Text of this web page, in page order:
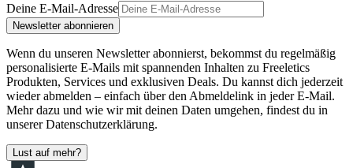
Deine E-Mail-Adresse
Newsletter abonnieren
Wenn du unseren Newsletter abonnierst, bekommst du regelmäßig
personalisierte E-Mails mit spannenden Inhalten zu Freeletics
Produkten, Services und exklusiven Deals. Du kannst dich jederzeit
wieder abmelden – einfach über den Abmeldelink in jeder E-Mail.
Mehr dazu und wie wir mit deinen Daten umgehen, findest du in
unserer Datenschutzerklärung.
Lust auf mehr?